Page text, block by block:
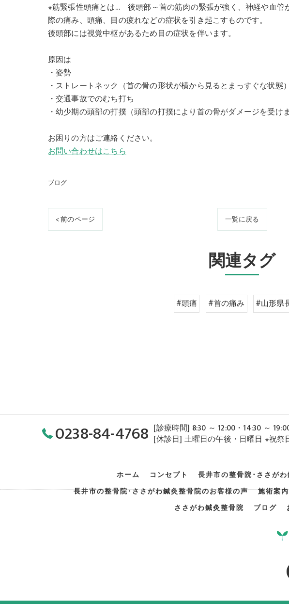
※筋緊張性頭痛とは… 後頭部～首の筋肉の緊張が強く、神経や血管
際の痛み、頭痛、目の疲れなどの症状を引き起こすものです。
後頭部には視覚中枢があるため目の症状を伴います。
原因は
・姿勢
・ストレートネック（首の骨の形状が横から見るとまっすぐな状態）
・交通事故でのむち打ち
・幼少期の頭部の打撲（頭部の打撲により首の骨がダメージを受けま
お困りの方はご連絡ください。
お問い合わせはこちら
ブログ
< 前のページ 一覧に戻る
関連タグ
#頭痛 #首の痛み #山形県
0238-84-4768 [診療時間] 8:30 ～ 12:00・14:30 ～
[休診日] 土曜日の午後・日曜日 ※祝祭
ホーム コンセプト 長井市の整骨院･ささが
長井市の整骨院･ささがわ鍼灸整骨院のお客様の声
施術案内
ささがわ鍼灸整骨院
ブログ